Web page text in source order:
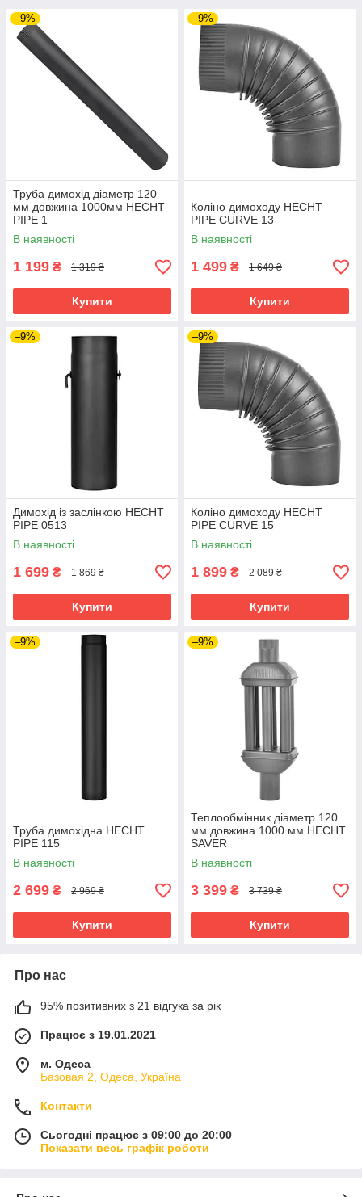
–9%
Труба димохід діаметр 120
мм довжина 1000мм HECHT
PIPE 1
В наявності
1 199 ₴ 1 319 ₴
Купити
–9%
Коліно димоходу HECHT
PIPE CURVE 13
В наявності
1 499 ₴ 1 649 ₴
Купити
–9%
Димохід із заслінкою HECHT
PIPE 0513
В наявності
1 699 ₴ 1 869 ₴
Купити
–9%
Коліно димоходу HECHT
PIPE CURVE 15
В наявності
1 899 ₴ 2 089 ₴
Купити
–9%
Труба димохідна HECHT
PIPE 115
В наявності
2 699 ₴ 2 969 ₴
Купити
–9%
Теплообмінник діаметр 120
мм довжина 1000 мм HECHT
SAVER
В наявності
3 399 ₴ 3 739 ₴
Купити
Про нас
95% позитивних з 21 відгука за рік
Працює з 19.01.2021
м. Одеса
Базовая 2, Одеса, Україна
Контакти
Сьогодні працює з 09:00 до 20:00
Показати весь графік роботи